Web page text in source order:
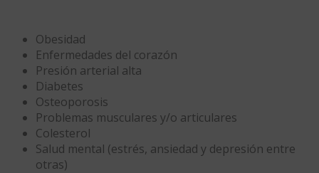
Obesidad
Enfermedades del corazón
Presión arterial alta
Diabetes
Osteoporosis
Problemas musculares y/o articulares
Colesterol
Salud mental (estrés, ansiedad y depresión entre
otras)